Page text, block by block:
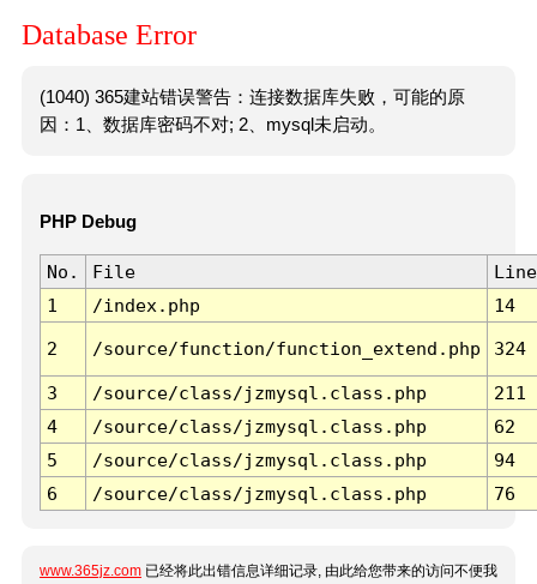
Database Error
(1040) 365建站错误警告：连接数据库失败，可能的原
因：1、数据库密码不对; 2、mysql未启动。
PHP Debug
No. File
Line
1
/index.php 14
2 /source/function/function_extend.php 324
3 /source/class/jzmysql.class.php
211
4
/source/class/jzmysql.class.php
62
5
/source/class/jzmysql.class.php
94
6
/source/class/jzmysql.class.php 76
www.365jz.com 已经将此出错信息详细记录, 由此给您带来的访问不便我